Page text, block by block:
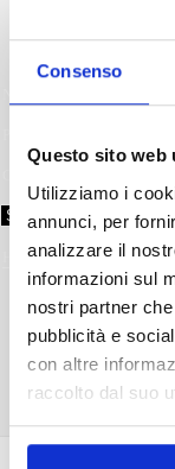
Consenso
Questo sito web
Utilizziamo i
annunci, per
analizzare il
informazioni sul
nostri partner
pubblicità e
con altre
raccolto dal suo
Styrseed
Innovation
Insights
Insights
Insights
Distributors
Contacts